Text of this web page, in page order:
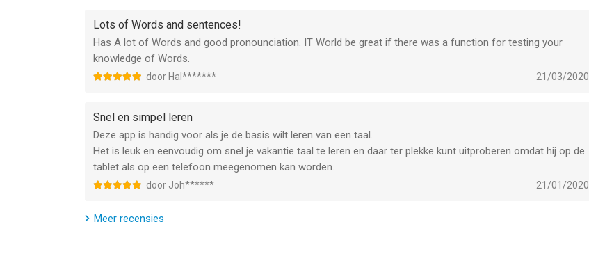
Instagram: https://www.instagram.com/bravolol
of hoger, geschikt bevonden voor gebruikers met leeftijden vanaf
Informatie voor Taalgids op reis | Leer talenis het laatst vergeleken op 7 Aug om 02:23.
Lots of Words and sentences!
Has A lot of Words and good pronounciation. IT World be great if there was a function for testing your
knowledge of Words.
door Hal******* 21/03/2020
Snel en simpel leren
Deze app is handig voor als je de basis wilt leren van een taal.
Het is leuk en eenvoudig om snel je vakantie taal te leren en daar ter plekke kunt uitproberen omdat hij op de
tablet als op een telefoon meegenomen kan worden.
door Joh****** 21/01/2020
Meer recensies